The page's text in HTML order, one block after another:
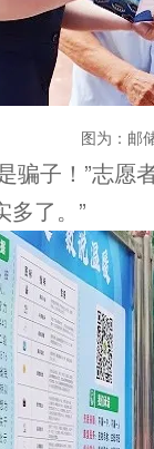
图为：邮
骗子！”志
多了。”